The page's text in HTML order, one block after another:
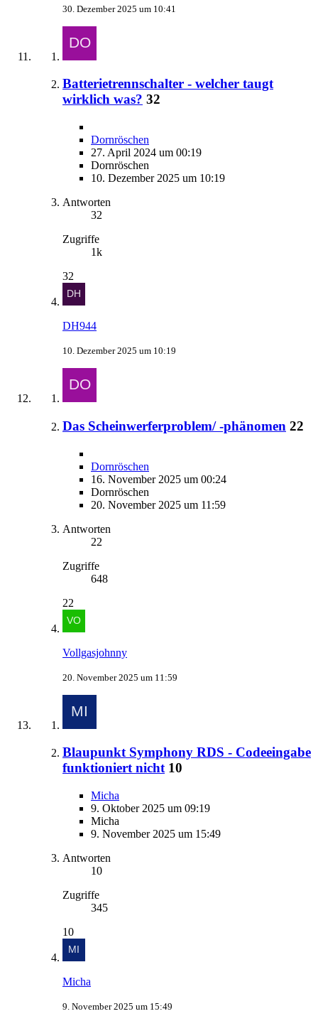
30. Dezember 2025 um 10:41
Batterietrennschalter - welcher taugt
wirklich was? 32
Dornröschen
27. April 2024 um 00:19
Dornröschen
10. Dezember 2025 um 10:19
Antworten
32
Zugriffe
1k
32
DH944
10. Dezember 2025 um 10:19
Das Scheinwerferproblem/ -phänomen 22
Dornröschen
16. November 2025 um 00:24
Dornröschen
20. November 2025 um 11:59
Antworten
22
Zugriffe
648
22
Vollgasjohnny
20. November 2025 um 11:59
Blaupunkt Symphony RDS - Codeeingabe
funktioniert nicht 10
Micha
9. Oktober 2025 um 09:19
Micha
9. November 2025 um 15:49
Antworten
10
Zugriffe
345
10
Micha
9. November 2025 um 15:49